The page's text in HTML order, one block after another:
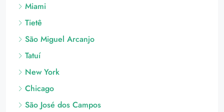
Miami
Tietê
São Miguel Arcanjo
Tatuí
New York
Chicago
São José dos Campos